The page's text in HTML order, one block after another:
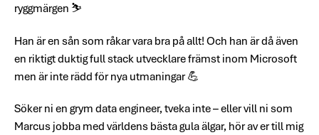
ryggmärgen ⛷️
Han är en sån som råkar vara bra på allt! Och han är då även
en riktigt duktig full stack utvecklare främst inom Microsoft
men är inte rädd för nya utmaningar 💪
Söker ni en grym data engineer, tveka inte – eller vill ni som
Marcus jobba med världens bästa gula älgar, hör av er till mig